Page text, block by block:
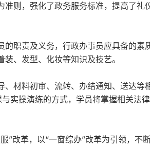
则，强化了政务服务标准，提高了礼
职责及义务，行政办事员应具备的素
、发型、化妆等知识及技艺。
材料初审、流转、办结通知、送达等
实操演练的方式，学员将掌握相关法律
”改革，以“一窗综办”改革为引领，不